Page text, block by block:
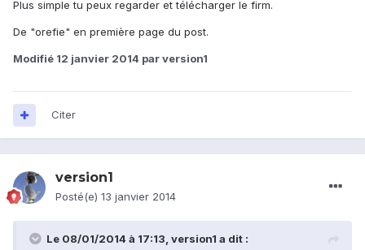
Plus simple tu peux regarder et télécharger le firm.
De "orefie" en première page du post.
Modifié 12 janvier 2014 par version1
Citer
version1
Posté(e) 13 janvier 2014
Le 08/01/2014 à 17:13, version1 a dit :